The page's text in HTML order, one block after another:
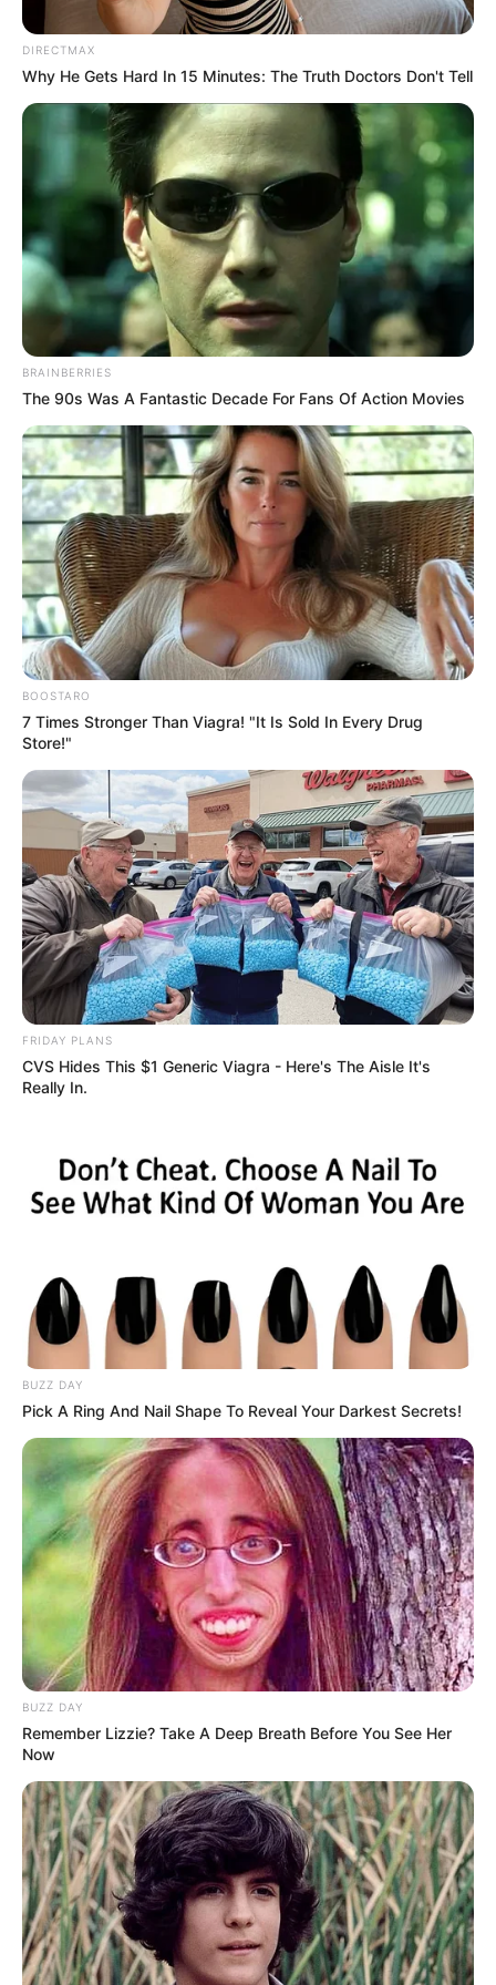
ΑΠΟΨΕΙΣ
ΤΙΚ ΤΟΚ και Εμπορία παιδιών… Πως η
πλατφόρμα αυτή παρασέρνει τα παιδιά
στην εκμετάλλευση από άρρωστους
ανθρώπους
ΤΙΚ ΤΟΚ και Εμπορία παιδιών.. Οι ελίτ παιδόφιλοι
χρησιμοποιούν το TikTok για την εμπορία παιδιών,
προειδοποιεί ειδικός.. Το TikTok παρέχει ευκαιρίες σε
διακινητές σεξουαλικών παιδιών...
ΚΟΙΝΩΝΙΚΑ ΔΙΚΤΥΑ
FACEBOOK ΑΡΈΣΕΙ
YOUTUBE ΕΓΓΡΑΦΕΊΤΕ
EMAIL ΑΚΟΛΟΥΘΉΣΤΕ
DIRECTMAX
Why He Gets Hard In 15 Minutes: The Truth Doctors Don't Tell
BRAINBERRIES
The 90s Was A Fantastic Decade For Fans Of Action Movies
BOOSTARO
7 Times Stronger Than Viagra! "It Is Sold In Every Drug
Store!"
FRIDAY PLANS
CVS Hides This $1 Generic Viagra - Here's The Aisle It's
Really In.
BUZZ DAY
Pick A Ring And Nail Shape To Reveal Your Darkest Secrets!
BUZZ DAY
Remember Lizzie? Take A Deep Breath Before You See Her
Now